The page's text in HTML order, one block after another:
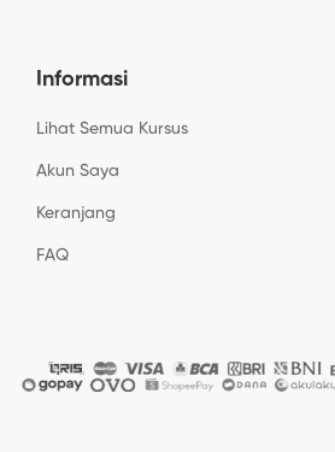
Informasi
Lihat Semua Kursus
Akun Saya
Keranjang
FAQ